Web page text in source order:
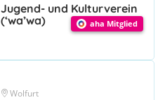
Jugend- und Kulturverein
(‘wa’wa)
aha Mitglied
Wolfurt